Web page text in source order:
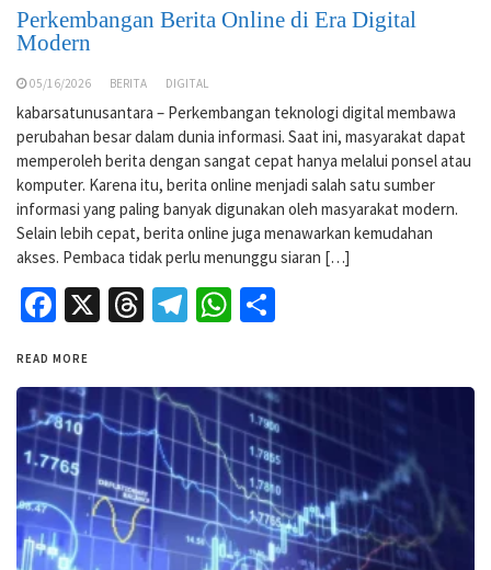
Perkembangan Berita Online di Era Digital
Modern
05/16/2026 BERITA DIGITAL
kabarsatunusantara – Perkembangan teknologi digital membawa
perubahan besar dalam dunia informasi. Saat ini, masyarakat dapat
memperoleh berita dengan sangat cepat hanya melalui ponsel atau
komputer. Karena itu, berita online menjadi salah satu sumber
informasi yang paling banyak digunakan oleh masyarakat modern.
Selain lebih cepat, berita online juga menawarkan kemudahan
akses. Pembaca tidak perlu menunggu siaran […]
Facebook
X Threads
Telegram
WhatsApp
READ MORE